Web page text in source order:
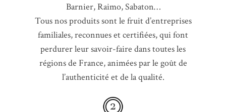
Barnier, Raimo, Sabaton…
Tous nos produits sont le fruit d’entreprises
familiales, reconnues et certifiées, qui font
perdurer leur savoir-faire dans toutes les
régions de France, animées par le goût de
l’authenticité et de la qualité.